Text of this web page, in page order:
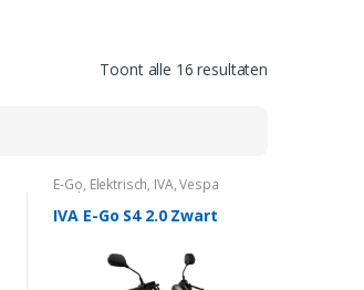
Toont alle 16 resultaten
E-Go, Elektrisch, IVA,Vespa
Look
IVA E-Go S4 2.0 Zwart